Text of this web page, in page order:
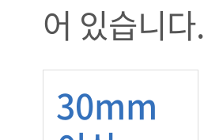
어 있습니다.
30mm